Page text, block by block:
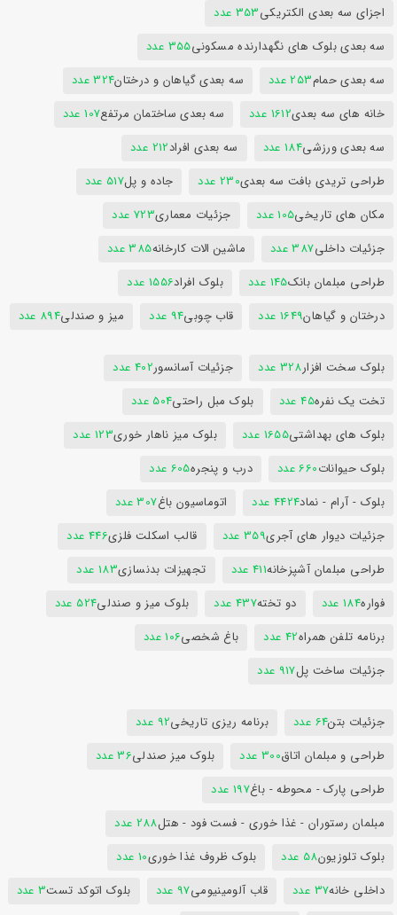
اجزای سه بعدی الکتریکی353 عدد
سه بعدی بلوک های نگهدارنده مسکونی355 عدد
سه بعدی حمام253 عدد سه بعدی گیاهان و درختان324 عدد
خانه های سه بعدی1612 عدد سه بعدی ساختمان مرتفع107 عدد
سه بعدی ورزشی184 عدد سه بعدی افراد212 عدد
طراحی تریدی بافت سه بعدی230 عدد جاده و پل517 عدد
مکان های تاریخی105 عدد جزئیات معماری723 عدد
جزئیات داخلی387 عدد ماشین الات کارخانه385 عدد
طراحی مبلمان بانک145 عدد بلوک افراد1556 عدد
درختان و گیاهان1649 عدد قاب چوبی94 عدد میز و صندلی894 عدد
بلوک سخت افزار328 عدد جزئیات آسانسور402 عدد
تخت یک نفره45 عدد بلوک مبل راحتی504 عدد
بلوک های بهداشتی1655 عدد بلوک میز ناهار خوری123 عدد
بلوک حیوانات660 عدد درب و پنجره605 عدد
بلوک - آرام - نماد4424 عدد اتوماسیون باغ307 عدد
جزئیات دیوار های آجری359 عدد قالب اسکلت فلزی446 عدد
طراحی مبلمان آشپزخانه411 عدد تجهیزات بدنسازی183 عدد
فواره184 عدد دو تخته437 عدد بلوک میز و صندلی524 عدد
برنامه تلفن همراه42 عدد باغ شخصی106 عدد
جزئیات ساخت پل917 عدد
جزئیات بتن64 عدد برنامه ریزی تاریخی92 عدد
طراحی و مبلمان اتاق300 عدد بلوک میز صندلی36 عدد
طراحی پارک - محوطه - باغ197 عدد
مبلمان رستوران - غذا خوری - فست فود - هتل288 عدد
بلوک تلوزیون58 عدد بلوک ظروف غذا خوری10 عدد
داخلی خانه37 عدد قاب آلومینیومی97 عدد بلوک اتوکد تست3 عدد